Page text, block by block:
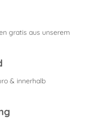
gratis aus unserem
& innerhalb